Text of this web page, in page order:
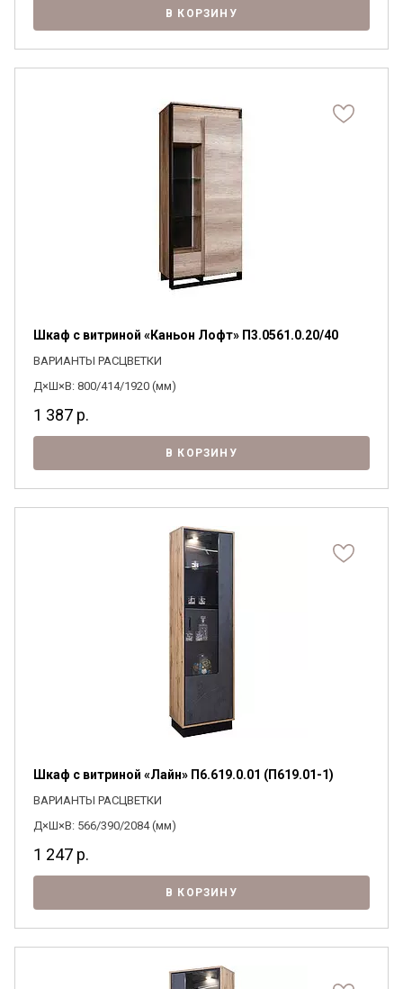
В КОРЗИНУ
Шкаф с витриной «Каньон Лофт» П3.0561.0.20/40
ВАРИАНТЫ РАСЦВЕТКИ
Д×Ш×В: 800/414/1920 (мм)
1 387 р.
В КОРЗИНУ
Шкаф с витриной «Лайн» П6.619.0.01 (П619.01-1)
ВАРИАНТЫ РАСЦВЕТКИ
Д×Ш×В: 566/390/2084 (мм)
1 247 р.
В КОРЗИНУ